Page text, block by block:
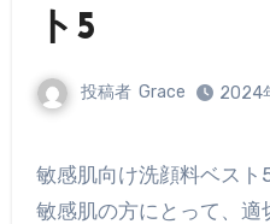
ト5
投稿者 Grace 2024
敏感肌向け洗顔料ベスト
敏感肌の方にとって、